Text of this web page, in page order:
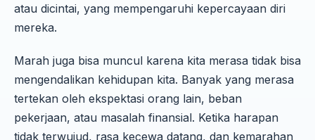
atau dicintai, yang mempengaruhi kepercayaan diri
mereka.
Marah juga bisa muncul karena kita merasa tidak bisa
mengendalikan kehidupan kita. Banyak yang merasa
tertekan oleh ekspektasi orang lain, beban
pekerjaan, atau masalah finansial. Ketika harapan
tidak terwujud, rasa kecewa datang, dan kemarahan